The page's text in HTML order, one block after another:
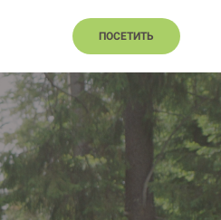
ПОСЕТИТЬ